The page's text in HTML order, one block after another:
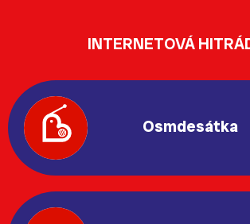
INTERNETOVÁ
Osmdesátka